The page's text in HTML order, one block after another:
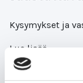
Kysymykset ja
Lue lisää